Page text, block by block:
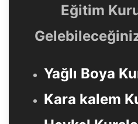
Eğitim
Yağlı Boya
Kara kalem